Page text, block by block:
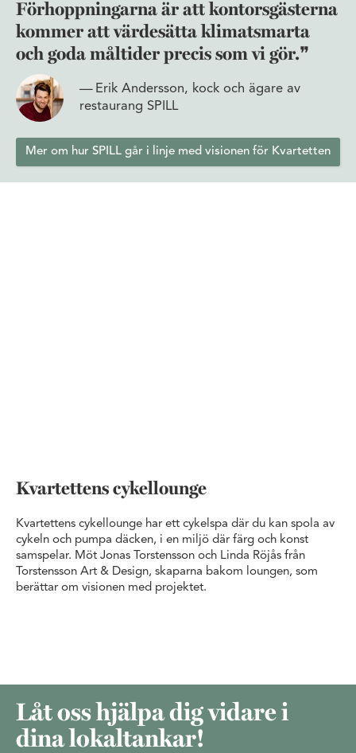
Förhoppningarna är att kontorsgästerna
kommer att värdesätta klimatsmarta
och goda måltider precis som vi gör.
Erik Andersson, kock och ägare av
restaurang SPILL
Mer om hur SPILL går i linje med visionen för Kvartetten
Kvartettens cykellounge
Kvartettens cykellounge har ett cykelspa där du kan spola av
cykeln och pumpa däcken, i en miljö där färg och konst
samspelar. Möt Jonas Torstensson och Linda Röjås från
Torstensson Art & Design, skaparna bakom loungen, som
berättar om visionen med projektet.
Låt oss hjälpa dig vidare i
dina lokaltankar!